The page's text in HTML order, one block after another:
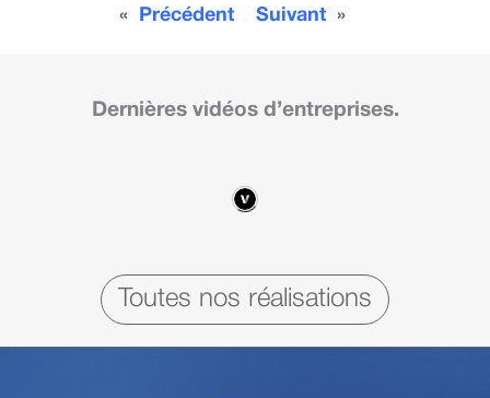
« Précédent Suivant »
Dernières vidéos d’entreprises.
Toutes nos réalisations